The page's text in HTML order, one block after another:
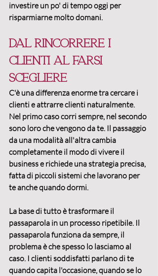
investire un po' di tempo oggi per
risparmiarne molto domani.
Dal rincorrere i
clienti al farsi
scegliere
C'è una differenza enorme tra cercare i
clienti e attrarre clienti naturalmente.
Nel primo caso corri sempre, nel secondo
sono loro che vengono da te. Il passaggio
da una modalità all'altra cambia
completamente il modo di vivere il
business e richiede una strategia precisa,
fatta di piccoli sistemi che lavorano per
te anche quando dormi.
La base di tutto è trasformare il
passaparola in un processo ripetibile. Il
passaparola funziona da sempre, il
problema è che spesso lo lasciamo al
caso. I clienti soddisfatti parlano di te
quando capita l'occasione, quando se lo